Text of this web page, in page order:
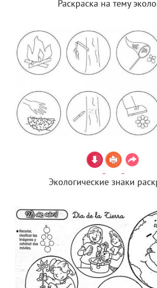
Раскраска на тему
Экологические знаки